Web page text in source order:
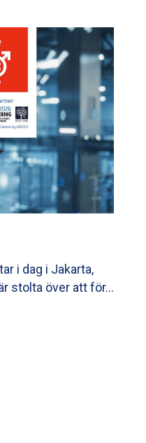
i dag i Jakarta,
stolta över att för…